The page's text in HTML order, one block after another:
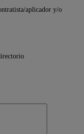
aplicador y/o